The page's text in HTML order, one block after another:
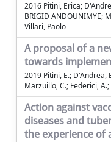
2016 Pitini, Erica;
BRIGID ANDOUNIMYE;
Villari, Paolo
A proposal of a
towards
2019 Pitini, E.; D'Andrea,
Marzuillo, C.; Federici,
Action against
diseases and
the experience of